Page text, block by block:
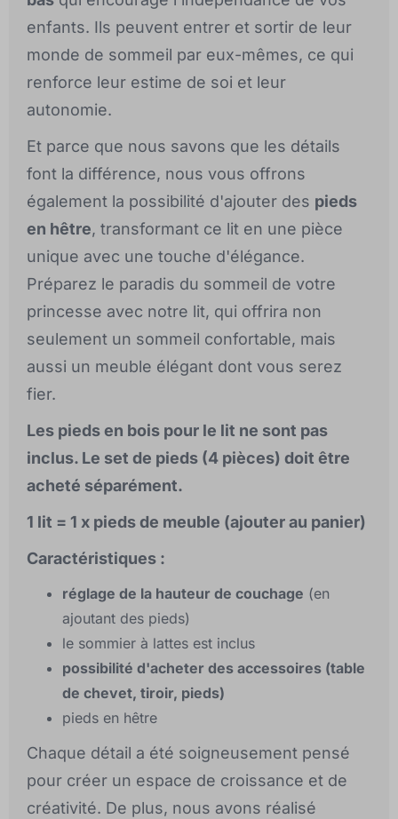
enfants. Ils peuvent entrer et sortir de leur
monde de sommeil par eux-mêmes, ce qui
renforce leur estime de soi et leur
autonomie.
Et parce que nous savons que les détails
font la différence, nous vous offrons
également la possibilité d'ajouter des pieds
en hêtre, transformant ce lit en une pièce
unique avec une touche d'élégance.
Préparez le paradis du sommeil de votre
princesse avec notre lit, qui offrira non
seulement un sommeil confortable, mais
aussi un meuble élégant dont vous serez
fier.
Les pieds en bois pour le lit ne sont pas
inclus. Le set de pieds (4 pièces) doit être
acheté séparément.
1 lit = 1 x pieds de meuble (ajouter au panier)
Caractéristiques :
réglage de la hauteur de couchage (en
ajoutant des pieds)
le sommier à lattes est inclus
possibilité d'acheter des accessoires (table
de chevet, tiroir, pieds)
pieds en hêtre
Chaque détail a été soigneusement pensé
pour créer un espace de croissance et de
créativité. De plus, nous avons réalisé